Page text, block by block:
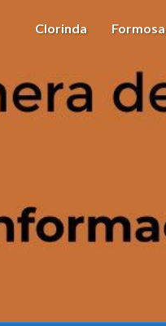
Clorinda Formosa